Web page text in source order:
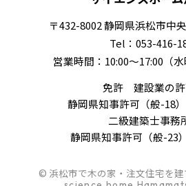
〒432-8002 静岡県浜松市中
Tel：053-416-
営業時間：10:00～17:00（水
免許 建設業の許
静岡県知事許可（般-18
二級建築士事務
静岡県知事許可（般-23
© 浜松市で木の家・注文住宅を